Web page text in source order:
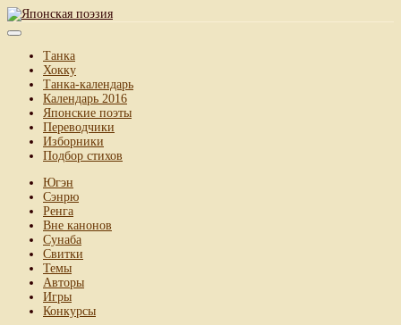
Танка
Хокку
Танка-календарь
Календарь 2016
Японские поэты
Переводчики
Изборники
Подбор стихов
Югэн
Сэнрю
Ренга
Вне канонов
Сунаба
Свитки
Темы
Авторы
Игры
Конкурсы